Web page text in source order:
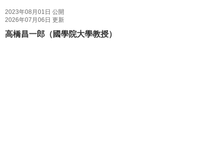
2023年08月01日 公開
2026年07月06日 更新
高橋昌一郎（國學院大學教授）